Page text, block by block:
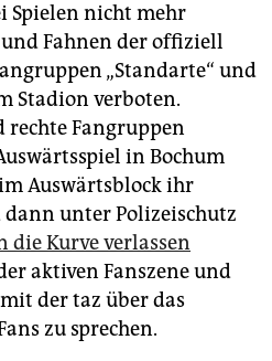
unter dem Link
Spielen nicht mehr
und Fahnen der offiziell
„Standarte“ und
Stadion verboten.
rechte Fangruppen
in Bochum
Auswärtsblock ihr
unter Polizeischutz
die Kurve verlassen
aktiven Fanszene und
der taz über das
zu sprechen.